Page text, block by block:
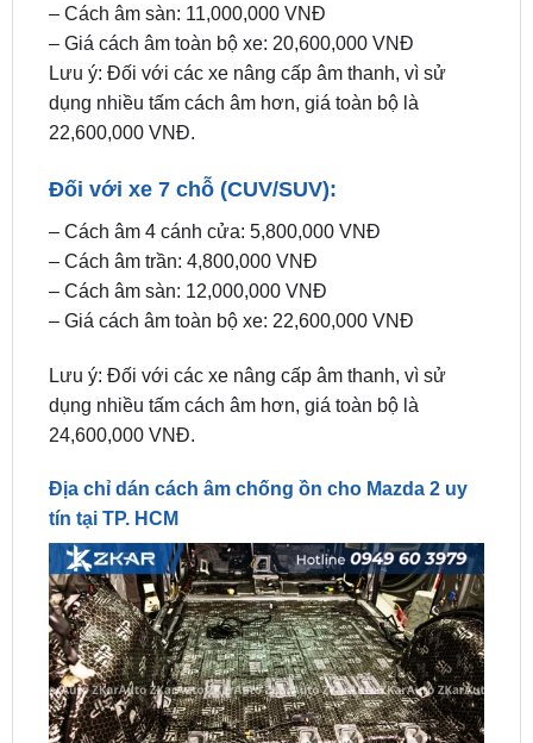
Lưu ý: Đối với các xe nâng cấp âm thanh, vì sử
dụng nhiều tấm cách âm hơn, giá toàn bộ là
22,600,000 VNĐ.
Đối với xe 7 chỗ (CUV/SUV):
– Cách âm trần: 4,800,000 VNĐ
– Cách âm sàn: 12,000,000 VNĐ
– Giá cách âm toàn bộ xe: 22,600,000 VNĐ
Lưu ý: Đối với các xe nâng cấp âm thanh, vì sử
24,600,000 VNĐ.
Địa chỉ dán cách âm chống ồn cho Mazda 2 uy